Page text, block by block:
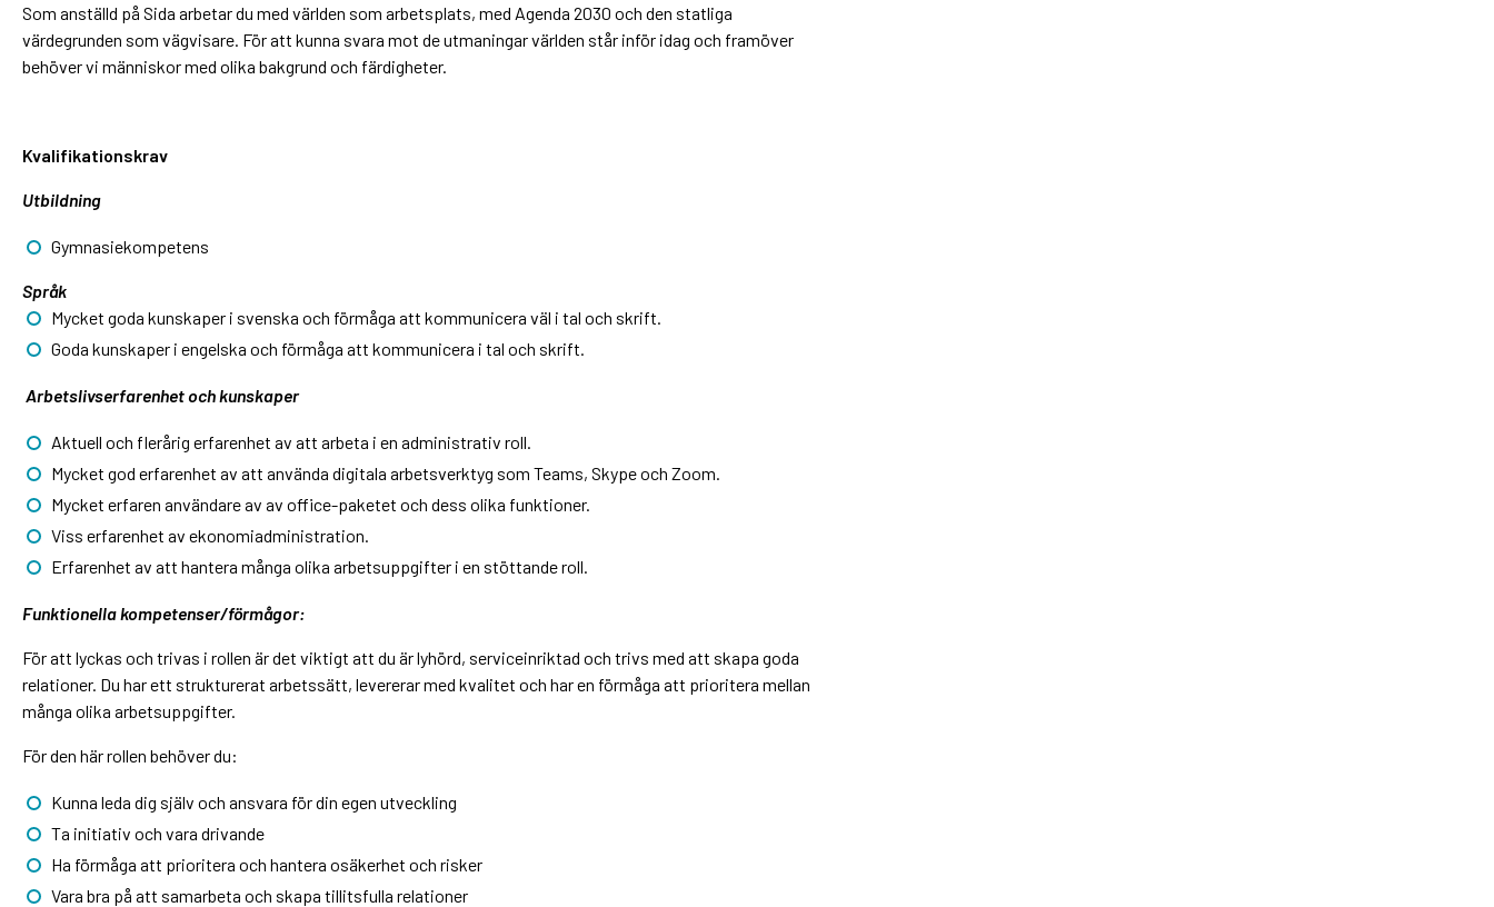
Som anställd på Sida arbetar du med världen som arbetsplats, med Agenda 2030 och den statliga
värdegrunden som vägvisare. För att kunna svara mot de utmaningar världen står inför idag och framöver
behöver vi människor med olika bakgrund och färdigheter.
Kvalifikationskrav
Utbildning
Gymnasiekompetens
Språk
Mycket goda kunskaper i svenska och förmåga att kommunicera väl i tal och skrift.
Goda kunskaper i engelska och förmåga att kommunicera i tal och skrift.
Arbetslivserfarenhet och kunskaper
Aktuell och flerårig erfarenhet av att arbeta i en administrativ roll.
Mycket god erfarenhet av att använda digitala arbetsverktyg som Teams, Skype och Zoom.
Mycket erfaren användare av av office-paketet och dess olika funktioner.
Viss erfarenhet av ekonomiadministration.
Erfarenhet av att hantera många olika arbetsuppgifter i en stöttande roll.
Funktionella kompetenser/förmågor:
För att lyckas och trivas i rollen är det viktigt att du är lyhörd, serviceinriktad och trivs med att skapa goda
relationer. Du har ett strukturerat arbetssätt, levererar med kvalitet och har en förmåga att prioritera mellan
många olika arbetsuppgifter.
För den här rollen behöver du:
Kunna leda dig själv och ansvara för din egen utveckling
Ta initiativ och vara drivande
Ha förmåga att prioritera och hantera osäkerhet och risker
Vara bra på att samarbeta och skapa tillitsfulla relationer